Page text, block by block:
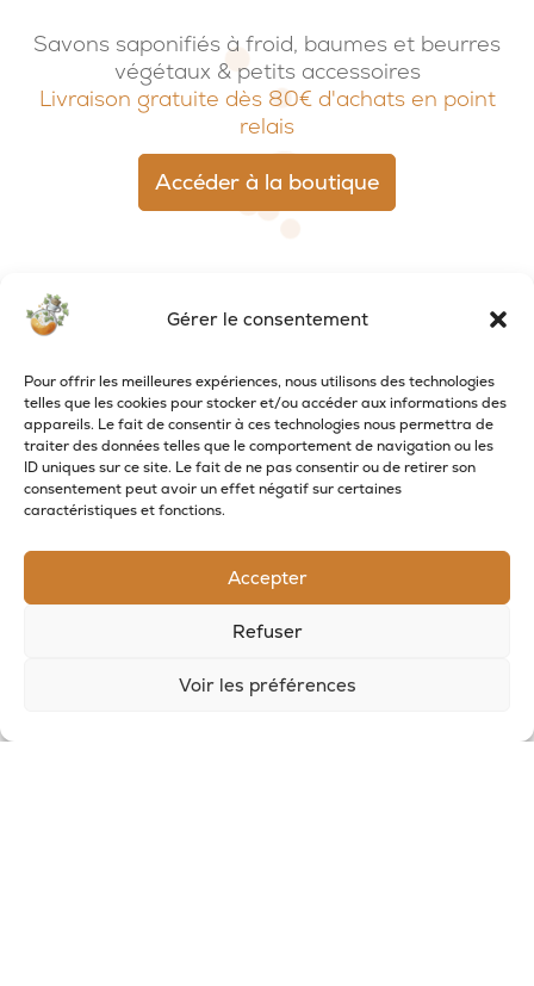
Gérer le consentement
Pour offrir les meilleures expériences, nous utilisons des technologies
telles que les cookies pour stocker et/ou accéder aux informations des
appareils. Le fait de consentir à ces technologies nous permettra de
traiter des données telles que le comportement de navigation ou les
ID uniques sur ce site. Le fait de ne pas consentir ou de retirer son
consentement peut avoir un effet négatif sur certaines
caractéristiques et fonctions.
Accepter
Refuser
Voir les préférences
Savons saponifiés à froid, baumes et beurres
végétaux & petits accessoires
Livraison gratuite dès 80€ d'achats en point
relais
Accéder à la boutique
RECEVOIR LES NOUVELLES DE LA SAVONNERIE
Inscrivez-vous à notre newsletter pour
recevoir des offres et suivre nos actus